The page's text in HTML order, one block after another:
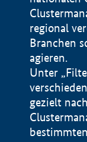
regional
Branchen
agieren.
Unter
gezielt
Impressum
Datenschutzerklärung
BMWE, 2026 ©
100 km ©